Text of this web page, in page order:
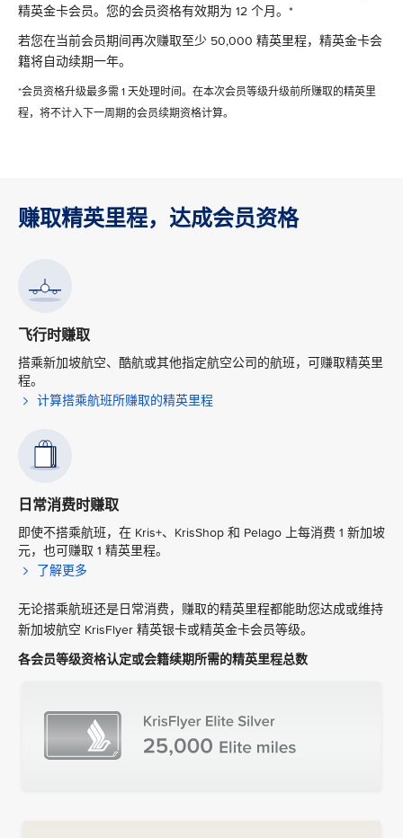
精英金卡会员。您的会员资格有效期为 12 个月。*
若您在当前会员期间再次赚取至少 50,000 精英里程，精英金卡会
籍将自动续期一年。
*会员资格升级最多需 1 天处理时间。在本次会员等级升级前所赚取的精英里
程，将不计入下一周期的会员续期资格计算。
赚取精英里程，达成会员资格
飞行时赚取
搭乘新加坡航空、酷航或其他指定航空公司的航班，可赚取精英里
程。
计算搭乘航班所赚取的精英里程
日常消费时赚取
即使不搭乘航班，在 Kris+、KrisShop 和 Pelago 上每消费 1 新加坡
元，也可赚取 1 精英里程。
了解更多
无论搭乘航班还是日常消费，赚取的精英里程都能助您达成或维持
新加坡航空 KrisFlyer 精英银卡或精英金卡会员等级。
各会员等级资格认定或会籍续期所需的精英里程总数